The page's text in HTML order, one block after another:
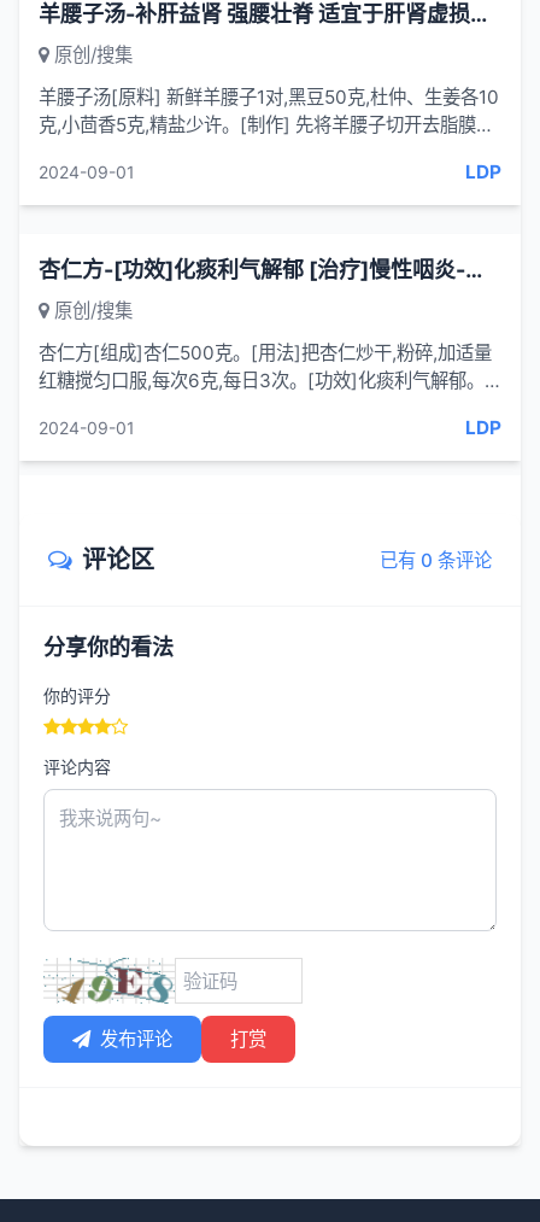
羊腰子汤-补肝益肾 强腰壮脊 适宜于肝肾虚损之腰脊酸痛
原创/搜集
羊腰子汤[原料] 新鲜羊腰子1对,黑豆50克,杜仲、生姜各10
克,小茴香5克,精盐少许。[制作] 先将羊腰子切开去脂膜及
30分...
2024-09-01 LDP
杏仁方-[功效]化痰利气解郁 [治疗]慢性咽炎-一味药方
原创/搜集
杏仁方[组成]杏仁500克。[用法]把杏仁炒干,粉碎,加适量
红糖搅匀口服,每次6克,每日3次。[功效]化痰利气解郁。
杏仁,...
2024-09-01 LDP
评论区 已有 0 条评论
分享你的看法
你的评分
评论内容
发布评论 打赏